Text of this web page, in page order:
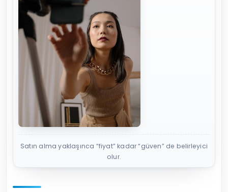
Satın alma yaklaşınca “fiyat” kadar “güven” de belirleyici
olur.